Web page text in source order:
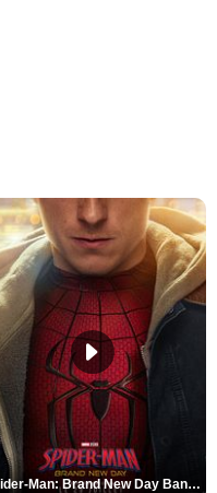
Spider-Man: Brand New Day Bande-annonce VO STFR